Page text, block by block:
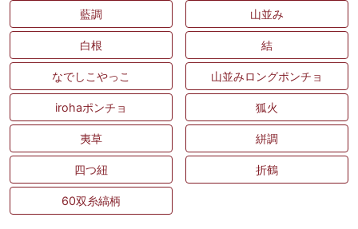
藍調 山並み
白根 結
なでしこやっこ 山並みロングポンチョ
irohaポンチョ 狐火
夷草 絣調
四つ紐 折鶴
60双糸縞柄